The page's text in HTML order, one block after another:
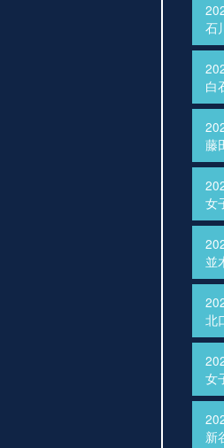
石
白
藤
女
並
北
女
新